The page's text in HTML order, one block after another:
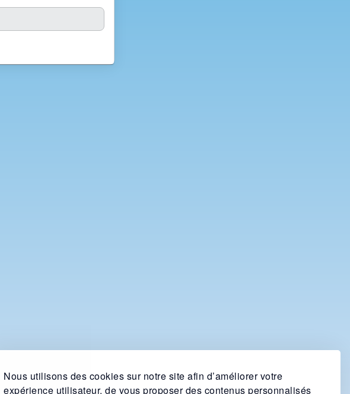
Nous utilisons des cookies sur notre site afin d’améliorer votre
expérience utilisateur, de vous proposer des contenus personnalisés